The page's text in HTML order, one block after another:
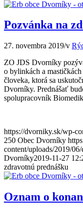
Pozvánka na
27. novembra 2019/v
ZO JDS Dvorníky
o bylinkách a
človeka, ktorá sa
Dvorníky. Prednášať
spolupracovník
https://dvorniky.sk/wp-
250 Obec Dvorníky
content/uploads/2019/
Dvorníky2019-11-27
zdravotnú prednášku
Oznam o